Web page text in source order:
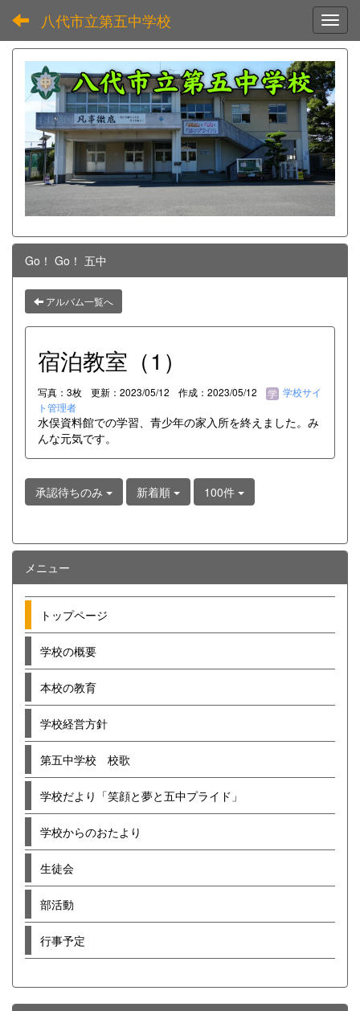
八代市立第五中学校
Go！ Go！ 五中
アルバム一覧へ
宿泊教室（1）
写真：3枚 更新：2023/05/12 作成：2023/05/12
学校サイ
ト管理者
水俣資料館での学習、青少年の家入所を終えました。み
んな元気です。
承認待ちのみ 新着順 100件
メニュー
トップページ
学校の概要
本校の教育
学校経営方針
第五中学校 校歌
学校だより「笑顔と夢と五中プライド」
学校からのおたより
生徒会
部活動
行事予定